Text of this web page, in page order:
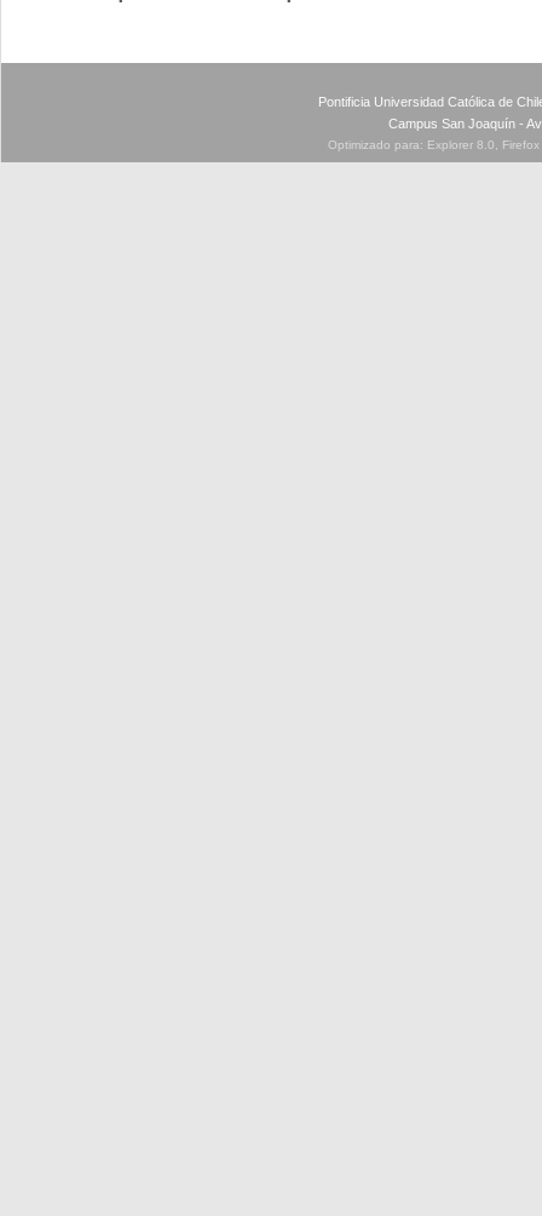
Pontificia Universidad Católica de
Campus San Joaquín -
Optimizado para: Explorer 8.0,